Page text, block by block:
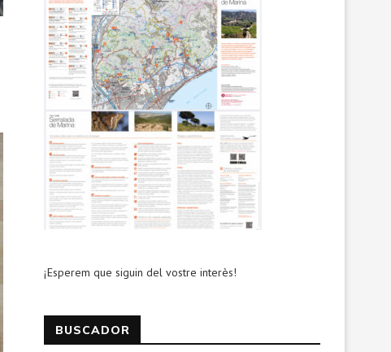
¡Esperem que siguin del vostre interès!
BUSCADOR